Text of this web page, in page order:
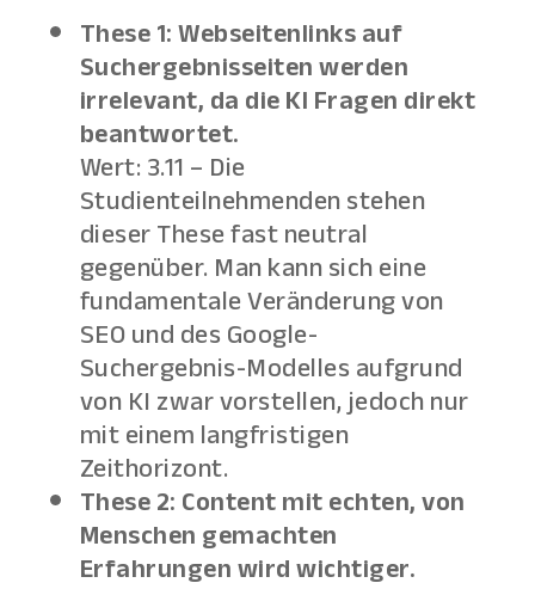
These 1: Webseitenlinks auf
Suchergebnisseiten werden
irrelevant, da die KI Fragen direkt
beantwortet.
Wert: 3.11 – Die
Studienteilnehmenden stehen
dieser These fast neutral
gegenüber. Man kann sich eine
fundamentale Veränderung von
SEO und des Google-
Suchergebnis-Modelles aufgrund
von KI zwar vorstellen, jedoch nur
mit einem langfristigen
Zeithorizont.
These 2: Content mit echten, von
Menschen gemachten
Erfahrungen wird wichtiger.